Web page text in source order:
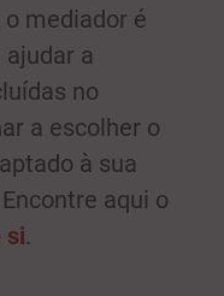
mediador é
a
no
a escolher o
à sua
aqui o
si.